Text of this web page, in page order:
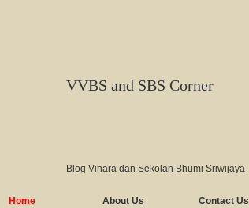
VVBS and SBS Corner
Blog Vihara dan Sekolah Bhumi Sriwijaya
Home About Us Contact Us